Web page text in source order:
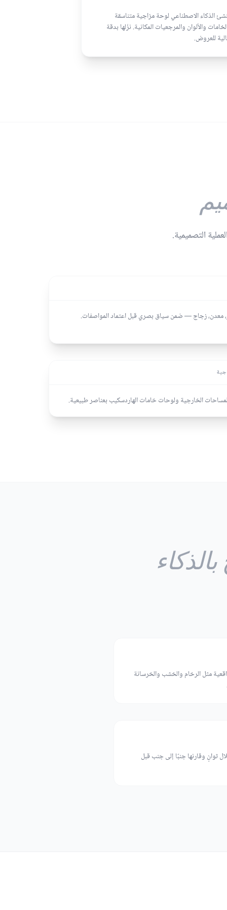
الذكاء الاصطناعي لوحة مزاجية متناسقة
والألوان والمرجعيات المكانية. نزّلها بدقة
للعروض.
التصميمية.
زجاج — ضمن سياق بصري قبل اعتماد المواصفات.
الخارجية ولوحات خامات الهاردسكيب بعناصر طبيعية.
مثل الرخام والخشب والخرسانة
ثوانٍ وقارنها جنبًا إلى جنب قبل